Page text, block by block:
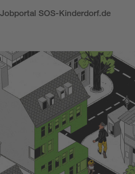
Jobportal SOS-Kinderdorf.de